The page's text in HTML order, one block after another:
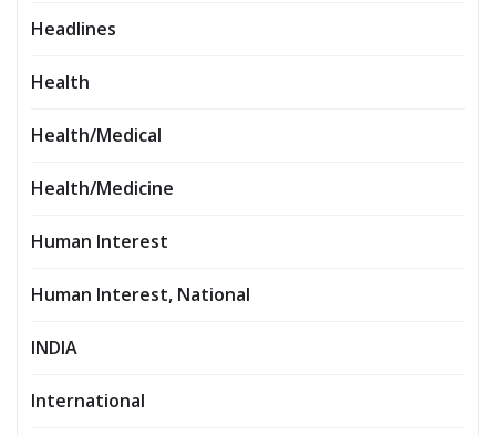
Headlines
Health
Health/Medical
Health/Medicine
Human Interest
Human Interest, National
INDIA
International